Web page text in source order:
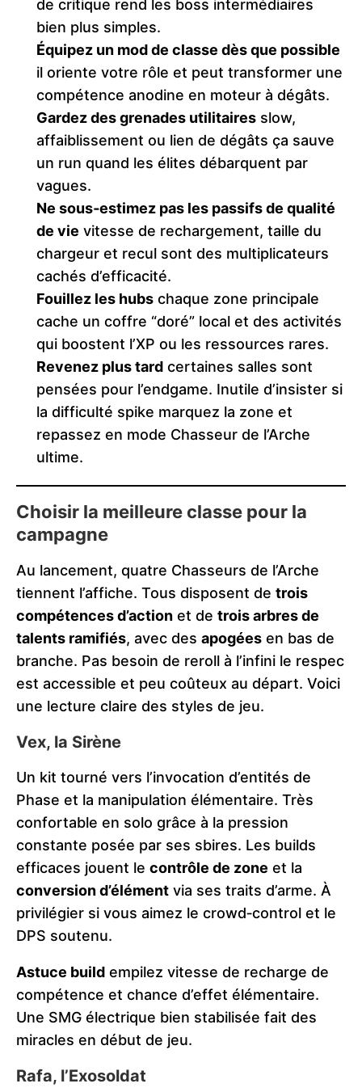
de critique rend les boss intermédiaires
bien plus simples.
Équipez un mod de classe dès que possible
il oriente votre rôle et peut transformer une
compétence anodine en moteur à dégâts.
Gardez des grenades utilitaires slow,
affaiblissement ou lien de dégâts ça sauve
un run quand les élites débarquent par
vagues.
Ne sous‑estimez pas les passifs de qualité
de vie vitesse de rechargement, taille du
chargeur et recul sont des multiplicateurs
cachés d’efficacité.
Fouillez les hubs chaque zone principale
cache un coffre “doré” local et des activités
qui boostent l’XP ou les ressources rares.
Revenez plus tard certaines salles sont
pensées pour l’endgame. Inutile d’insister si
la difficulté spike marquez la zone et
repassez en mode Chasseur de l’Arche
ultime.
Choisir la meilleure classe pour la
campagne
Au lancement, quatre Chasseurs de l’Arche
tiennent l’affiche. Tous disposent de trois
compétences d’action et de trois arbres de
talents ramifiés, avec des apogées en bas de
branche. Pas besoin de reroll à l’infini le respec
est accessible et peu coûteux au départ. Voici
une lecture claire des styles de jeu.
Vex, la Sirène
Un kit tourné vers l’invocation d’entités de
Phase et la manipulation élémentaire. Très
confortable en solo grâce à la pression
constante posée par ses sbires. Les builds
efficaces jouent le contrôle de zone et la
conversion d’élément via ses traits d’arme. À
privilégier si vous aimez le crowd‑control et le
DPS soutenu.
Astuce build empilez vitesse de recharge de
compétence et chance d’effet élémentaire.
Une SMG électrique bien stabilisée fait des
miracles en début de jeu.
Rafa, l’Exosoldat